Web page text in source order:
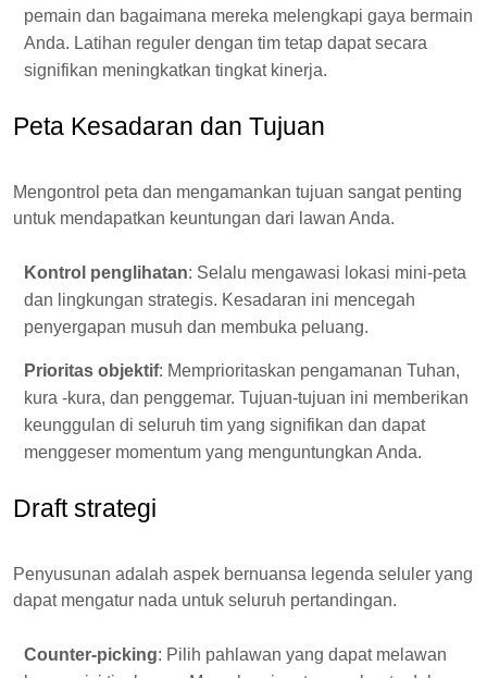
pemain dan bagaimana mereka melengkapi gaya bermain
Anda. Latihan reguler dengan tim tetap dapat secara
signifikan meningkatkan tingkat kinerja.
Peta Kesadaran dan Tujuan
Mengontrol peta dan mengamankan tujuan sangat penting
untuk mendapatkan keuntungan dari lawan Anda.
Kontrol penglihatan: Selalu mengawasi lokasi mini-peta
dan lingkungan strategis. Kesadaran ini mencegah
penyergapan musuh dan membuka peluang.
Prioritas objektif: Memprioritaskan pengamanan Tuhan,
kura -kura, dan penggemar. Tujuan-tujuan ini memberikan
keunggulan di seluruh tim yang signifikan dan dapat
menggeser momentum yang menguntungkan Anda.
Draft strategi
Penyusunan adalah aspek bernuansa legenda seluler yang
dapat mengatur nada untuk seluruh pertandingan.
Counter-picking: Pilih pahlawan yang dapat melawan